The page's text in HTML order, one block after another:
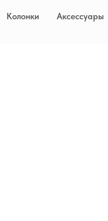
Колонки Аксессуары